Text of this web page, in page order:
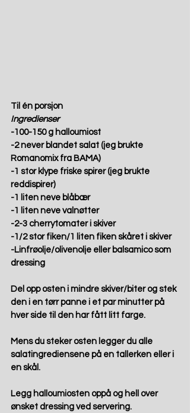
Til én porsjon
Ingredienser
-100-150 g halloumiost
-2 never blandet salat (jeg brukte
Romanomix fra BAMA)
-1 stor klype friske spirer (jeg brukte
reddispirer)
-1 liten neve blåbær
-1 liten neve valnøtter
-2-3 cherrytomater i skiver
-1/2 stor fiken/1 liten fiken skåret i skiver
-Linfrøolje/olivenolje eller balsamico som
dressing
Del opp osten i mindre skiver/biter og stek
den i en tørr panne i et par minutter på
hver side til den har fått litt farge.
Mens du steker osten legger du alle
salatingrediensene på en tallerken eller i
en skål.
Legg halloumiosten oppå og hell over
ønsket dressing ved servering.